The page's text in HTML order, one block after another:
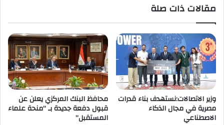
هامش
للاستدامة.
مقالات ذات صلة
وزير الاتصالات:نستهدف بناء قدرات
مصرية في مجال الذكاء
الاصطناعي
محافظ البنك المركزي يعلن عن
قبول دفعة جديدة بـ “منحة علماء
المستقبل”